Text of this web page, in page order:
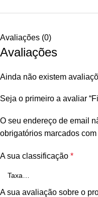
Avaliações (0)
Avaliações
Ainda não existem
Seja o primeiro a avaliar
O seu endereço de email
obrigatórios marcados com
A sua classificação *
A sua avaliação sobre o